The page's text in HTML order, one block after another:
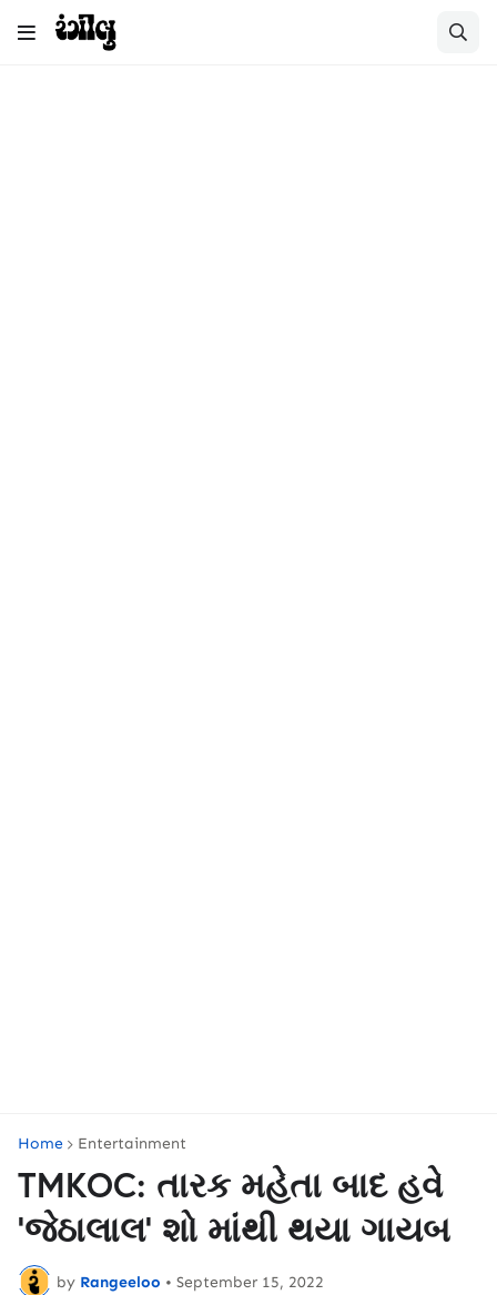
Home Entertainment
TMKOC: તારક મહેતા બાદ હવે
'જેઠાલાલ' શો માંથી થયા ગાયબ
by Rangeeloo • September 15, 2022